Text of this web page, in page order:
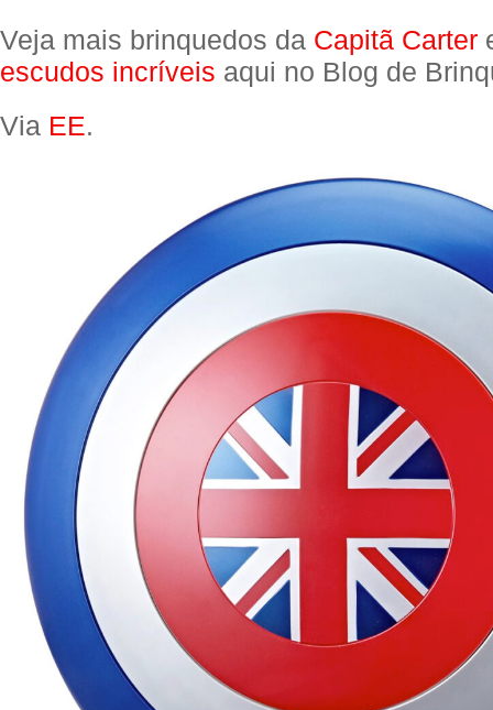
Veja mais brinquedos da Capitã Carter
escudos incríveis aqui no Blog de
Via EE.